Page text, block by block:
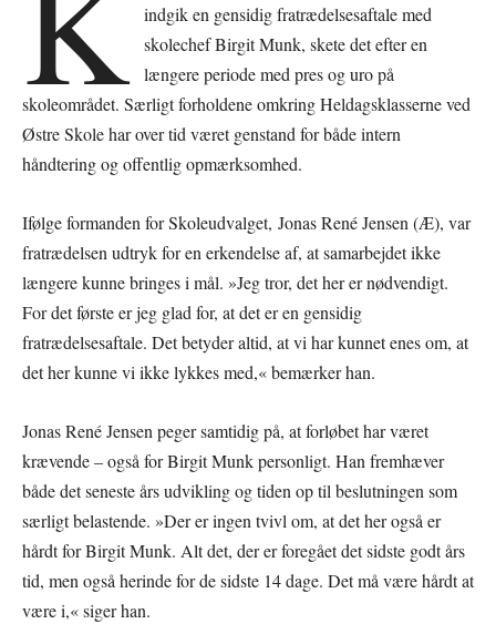
indgik en gensidig fratrædelsesaftale med
skolechef Birgit Munk, skete det efter en
længere periode med pres og uro på
skoleområdet. Særligt forholdene omkring Heldagsklasserne ved
Østre Skole har over tid været genstand for både intern
håndtering og offentlig opmærksomhed.
Ifølge formanden for Skoleudvalget, Jonas René Jensen (Æ), var
fratrædelsen udtryk for en erkendelse af, at samarbejdet ikke
længere kunne bringes i mål. »Jeg tror, det her er nødvendigt.
For det første er jeg glad for, at det er en gensidig
fratrædelsesaftale. Det betyder altid, at vi har kunnet enes om, at
det her kunne vi ikke lykkes med,« bemærker han.
Jonas René Jensen peger samtidig på, at forløbet har været
krævende – også for Birgit Munk personligt. Han fremhæver
både det seneste års udvikling og tiden op til beslutningen som
særligt belastende. »Der er ingen tvivl om, at det her også er
hårdt for Birgit Munk. Alt det, der er foregået det sidste godt års
tid, men også herinde for de sidste 14 dage. Det må være hårdt at
være i,« siger han.